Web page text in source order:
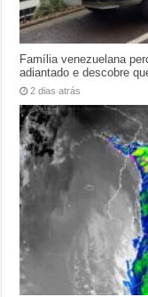
Família venezuelana
adiantado e descobre
2 dias atrás